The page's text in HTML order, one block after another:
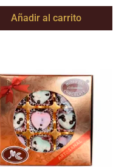
Añadir al carrito